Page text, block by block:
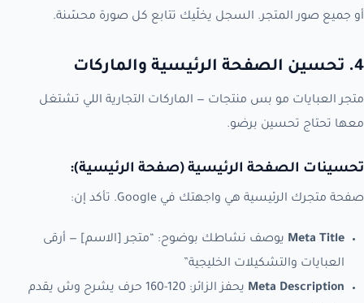
أو جميع صور المتجر. السجل يخلّيك تتابع كل صورة محسّنة.
4. تحسين الصفحة الرئيسية والماركات
متجر العبايات مو بس منتجات — الماركات التجارية اللي تشتغل
معها تحتاج تحسين برضو.
تحسينات الصفحة الرئيسية (صفحة الرئيسية):
صفحة متجرك الرئيسية هي واجهتك في Google. تأكد إن:
Meta Title يوصف نشاطك بوضوح: “متجر [الاسم] — أرقى
العبايات والتشكيلات الخليجية”
Meta Description
يحفز الزائر: 120-160 حرف يشرح وش يقدم